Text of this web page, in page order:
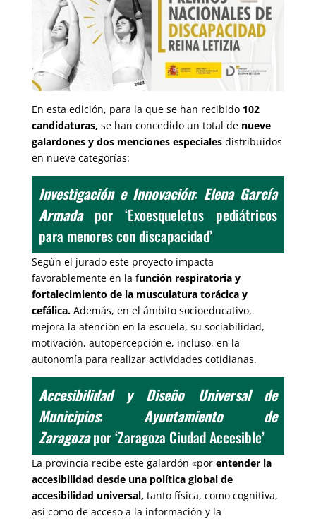
En esta edición, para la que se han recibido 102
candidaturas, se han concedido un total de nueve
galardones y dos menciones especialesdistribuidos
en nueve categorías:
Investigación e Innovación: Elena García
Armada por ‘Exoesqueletos pediátricos
para menores con discapacidad’
Según el jurado este proyecto impacta
favorablemente en la función respiratoria y
fortalecimiento de la musculatura torácica y
cefálica. Además, en el ámbito socioeducativo,
mejora la atención en la escuela, su sociabilidad,
motivación, autopercepción e, incluso, en la
autonomía para realizar actividades cotidianas.
Accesibilidad y Diseño Universal de
Municipios: Ayuntamiento de
Zaragozapor ‘Zaragoza Ciudad Accesible’
La provincia recibe este galardón «por entender la
accesibilidad desde una política global de
accesibilidad universal, tanto física, como cognitiva,
así como de acceso a la información y la